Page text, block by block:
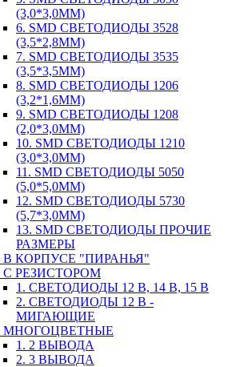
(3,0*3,0ММ)
6. SMD СВЕТОДИОДЫ 3528
(3,5*2,8ММ)
7. SMD СВЕТОДИОДЫ 3535
(3,5*3,5ММ)
8. SMD СВЕТОДИОДЫ 1206
(3,2*1,6ММ)
9. SMD СВЕТОДИОДЫ 1208
(2,0*3,0ММ)
10. SMD СВЕТОДИОДЫ 1210
(3,0*3,0ММ)
11. SMD СВЕТОДИОДЫ 5050
(5,0*5,0ММ)
12. SMD СВЕТОДИОДЫ 5730
(5,7*3,0ММ)
13. SMD СВЕТОДИОДЫ ПРОЧИЕ
РАЗМЕРЫ
В КОРПУСЕ "ПИРАНЬЯ"
С РЕЗИСТОРОМ
1. СВЕТОДИОДЫ 12 В, 14 В, 15 В
2. СВЕТОДИОДЫ 12 В -
МИГАЮЩИЕ
МНОГОЦВЕТНЫЕ
1. 2 ВЫВОДА
2. 3 ВЫВОДА